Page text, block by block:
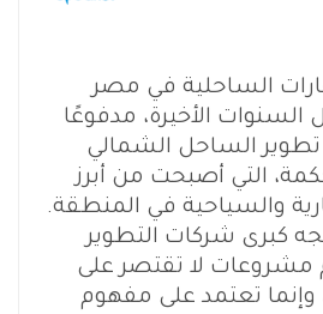
الساحلية في مصر
السنوات الأخيرة، مدفوعًا
الساحل الشمالي
التي أصبحت من أبرز
والسياحية في المنطقة.
كبرى شركات التطوير
مشروعات لا تقتصر على
وإنما تعتمد على مفهوم